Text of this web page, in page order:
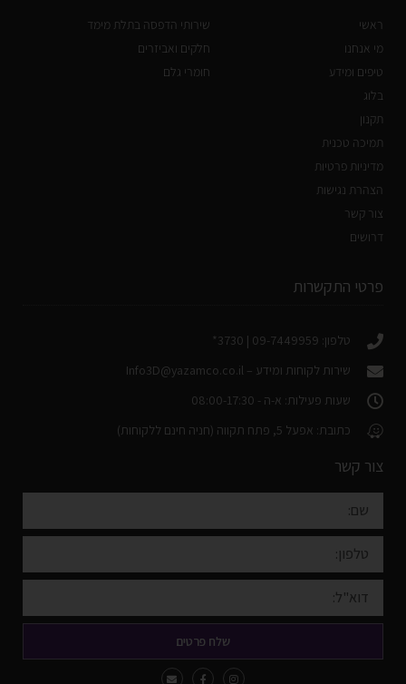
ראשי
מי אנחנו
טיפים ומידע
בלוג
תקנון
תמיכה טכנית
מדיניות פרטיות
הצהרת נגישות
צור קשר
דרושים
שירותי הדפסה בתלת מימד
חלקים ואביזרים
חומרי גלם
פרטי התקשרות
טלפון: 09-7449959 | 3730*
שירות לקוחות ומידע – Info3D@yazamco.co.il
שעות פעילות: א-ה - 08:00-17:30
כתובת: אפעל 5, פתח תקווה (חניה חינם ללקוחות)
צור קשר
שלח פרטים